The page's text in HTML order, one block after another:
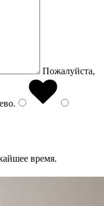
Пожалуйста,
.
время.